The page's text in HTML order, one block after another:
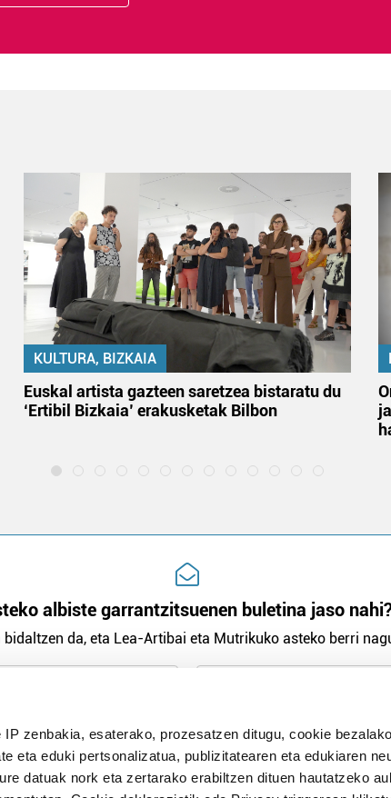
zenbakia, esaterako, prozesatzen ditugu, cookie
eta eduki pertsonalizatua, publizitatearen eta edukiaren
datuak nork eta zertarako erabiltzen dituen hautatzeko
KULTURA, BIZKAIA
Euskal artista gazteen saretzea bistaratu du
‘Ertibil Bizkaia’ erakusketak Bilbon
albiste garrantzitsuenen buletina jaso
bidaltzen da, eta Lea-Artibai eta Mutrikuko asteko berri